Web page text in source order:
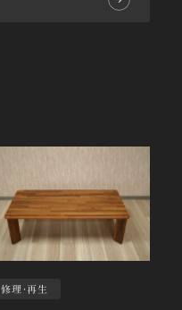
修理・再生